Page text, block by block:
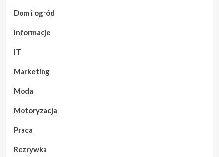
Dom i ogród
Informacje
IT
Marketing
Moda
Motoryzacja
Praca
Rozrywka